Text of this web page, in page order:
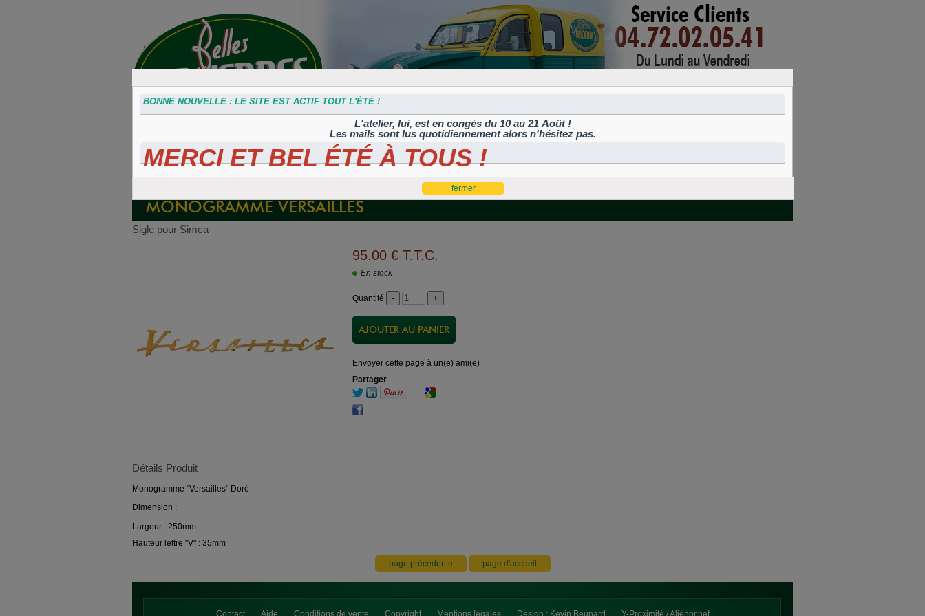
Accessoires
divers
Plaques 3D
Maillefaud et
Plaques
immatriculation
Plaques
autocollantes et
Plaques
peintes
Traitement
Corrosion
BONNE NOUVELLE : LE SITE EST ACTIF TOUT L'ÉTÉ !
L'atelier, lui, est en congés du 10 au 21 Août !
Les mails sont lus quotidiennement alors n'hésitez pas.
MERCI ET BEL ÉTÉ À TOUS !
MONOGRAMME VERSAILLES
Sigle pour Simca
95.00 € T.T.C.
En stock
Quantité
Envoyer cette page à un(e) ami(e)
Partager
Détails Produit
Monogramme "Versailles" Doré
Dimension :
Largeur : 250mm
Hauteur lettre "V" : 35mm
Contact Aide Conditions de vente Copyright Mentions légales Design : Kevin Beunard Y-Proximité / Aliénor.net